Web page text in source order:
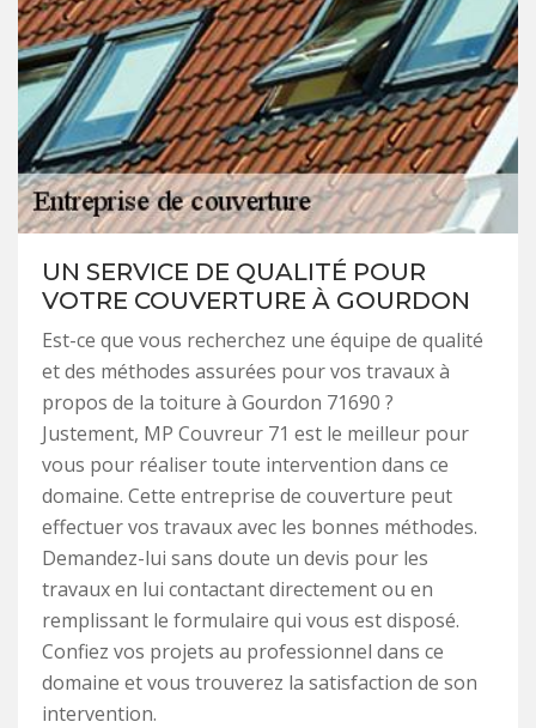
UN SERVICE DE QUALITÉ POUR
VOTRE COUVERTURE À GOURDON
Est-ce que vous recherchez une équipe de qualité
et des méthodes assurées pour vos travaux à
propos de la toiture à Gourdon 71690 ?
Justement, MP Couvreur 71 est le meilleur pour
vous pour réaliser toute intervention dans ce
domaine. Cette entreprise de couverture peut
effectuer vos travaux avec les bonnes méthodes.
Demandez-lui sans doute un devis pour les
travaux en lui contactant directement ou en
remplissant le formulaire qui vous est disposé.
Confiez vos projets au professionnel dans ce
domaine et vous trouverez la satisfaction de son
intervention.